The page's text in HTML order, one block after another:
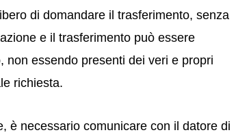
di domandare il trasferimento, senza
e il trasferimento può essere
non essendo presenti dei veri e propri
richiesta.
è necessario comunicare con il datore di